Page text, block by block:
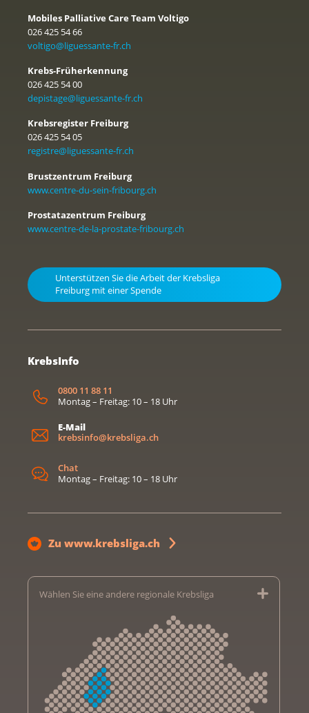
Mobiles Palliative Care Team Voltigo
026 425 54 66
voltigo@liguessante-fr.ch
Krebs-Früherkennung
026 425 54 00
depistage@liguessante-fr.ch
Krebsregister Freiburg
026 425 54 05
registre@liguessante-fr.ch
Brustzentrum Freiburg
www.centre-du-sein-fribourg.ch
Prostatazentrum Freiburg
www.centre-de-la-prostate-fribourg.ch
Unterstützen Sie die Arbeit der Krebsliga
Freiburg mit einer Spende
KrebsInfo
0800 11 88 11
Montag – Freitag: 10 – 18 Uhr
E-Mail
krebsinfo@krebsliga.ch
Chat
Montag – Freitag: 10 – 18 Uhr
Zu www.krebsliga.ch
Wählen Sie eine andere regionale Krebsliga